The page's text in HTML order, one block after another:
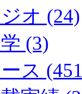
オ (24)
(3)
ス